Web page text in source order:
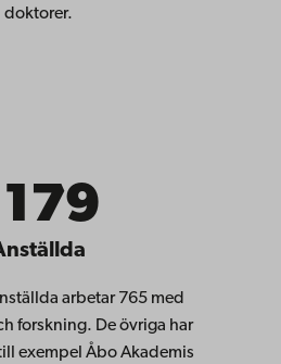
doktorer.
arbetar 765 med
forskning. De övriga har
exempel Åbo Akademis